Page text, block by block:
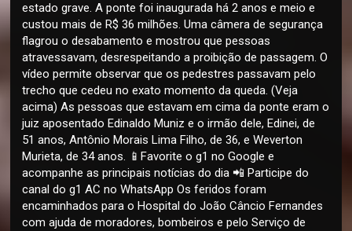
estado grave. A ponte foi inaugurada há 2 anos e meio e
custou mais de R$ 36 milhões. Uma câmera de segurança
flagrou o desabamento e mostrou que pessoas
atravessavam, desrespeitando a proibição de passagem. O
vídeo permite observar que os pedestres passavam pelo
trecho que cedeu no exato momento da queda. (Veja
acima) As pessoas que estavam em cima da ponte eram o
juiz aposentado Edinaldo Muniz e o irmão dele, Edinei, de
51 anos, Antônio Morais Lima Filho, de 36, e Weverton
Murieta, de 34 anos. 📱Favorite o g1 no Google e
acompanhe as principais notícias do dia 📲 Participe do
canal do g1 AC no WhatsApp Os feridos foram
encaminhados para o Hospital do João Câncio Fernandes
com ajuda de moradores, bombeiros e pelo Serviço de